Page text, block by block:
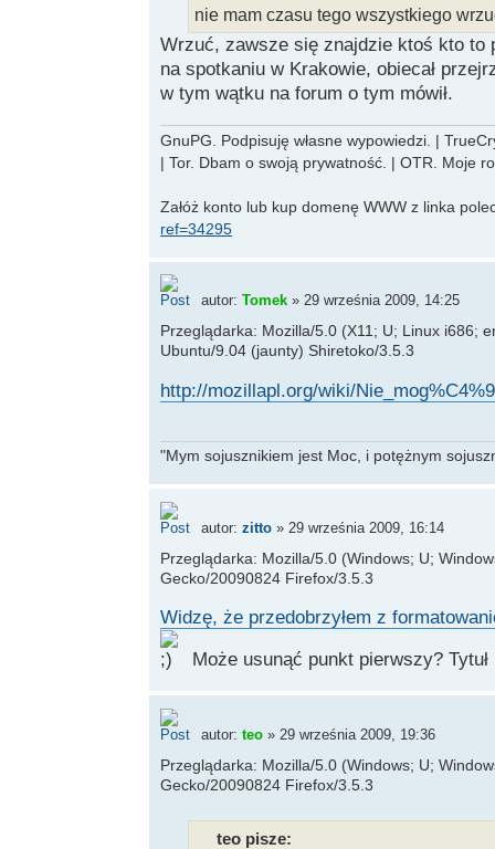
nie mam czasu tego wszystkiego
Wrzuć, zawsze się znajdzie ktoś kto to
na spotkaniu w Krakowie, obiecał
w tym wątku na forum o tym mówił.
GnuPG. Podpisuję własne wypowiedzi. |
| Tor. Dbam o swoją prywatność. | OTR. Moje
Załóż konto lub kup domenę WWW z linka
ref=34295
autor: Tomek » 29 września 2009, 14:25
Przeglądarka: Mozilla/5.0 (X11; U; Linux i686;
Ubuntu/9.04 (jaunty) Shiretoko/3.5.3
http://mozillapl.org/wiki/
"Mym sojusznikiem jest Moc, i potężnym
autor: zitto » 29 września 2009, 16:14
Przeglądarka: Mozilla/5.0 (Windows; U;
Gecko/20090824 Firefox/3.5.3
Widzę, że przedobrzyłem z
Może usunąć punkt pierwszy?
autor: teo » 29 września 2009, 19:36
Przeglądarka: Mozilla/5.0 (Windows; U;
Gecko/20090824 Firefox/3.5.3
teo pisze: